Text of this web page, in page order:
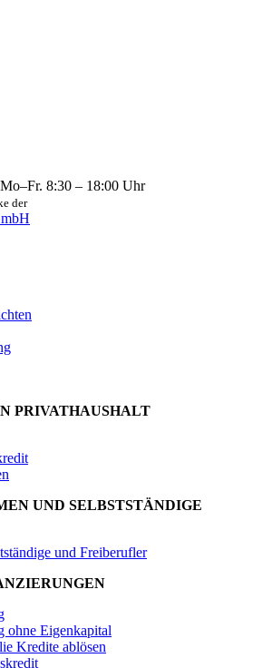
8:30 – 18:00 Uhr
der
PRIVATHAUSHALT
UND SELBSTSTÄNDIGE
und Freiberufler
ohne Eigenkapital
Kredite ablösen